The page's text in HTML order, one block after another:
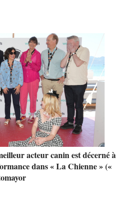
acteur canin est décerné à
dans « La Chienne » («